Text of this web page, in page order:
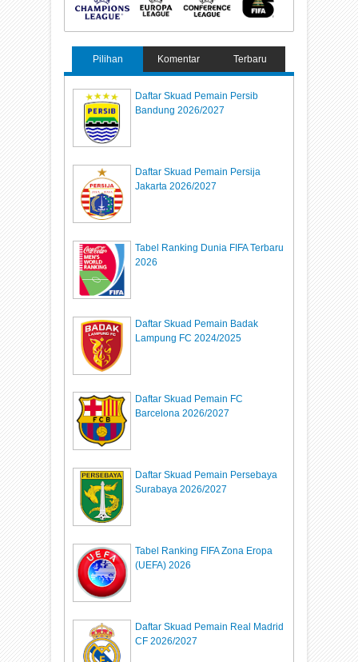
Pilihan Komentar Terbaru
Daftar Skuad Pemain Persib
Bandung 2026/2027
Daftar Skuad Pemain Persija
Jakarta 2026/2027
Tabel Ranking Dunia FIFA Terbaru
2026
Daftar Skuad Pemain Badak
Lampung FC 2024/2025
Daftar Skuad Pemain FC
Barcelona 2026/2027
Daftar Skuad Pemain Persebaya
Surabaya 2026/2027
Tabel Ranking FIFA Zona Eropa
(UEFA) 2026
Daftar Skuad Pemain Real Madrid
CF 2026/2027